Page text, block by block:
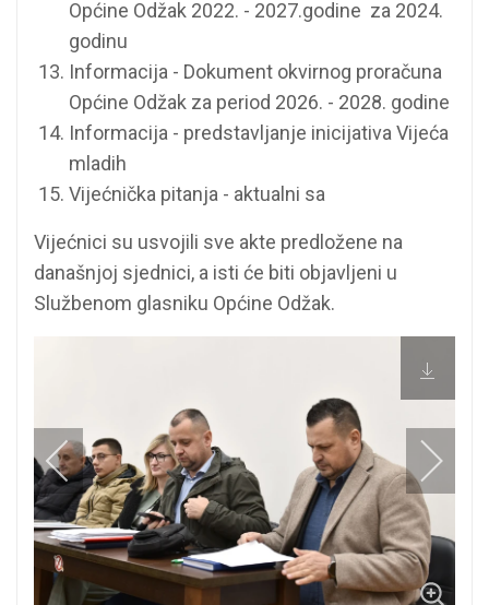
Općine Odžak 2022. - 2027.godine za 2024.
godinu
Informacija - Dokument okvirnog proračuna
Općine Odžak za period 2026. - 2028. godine
Informacija - predstavljanje inicijativa Vijeća
mladih
Vijećnička pitanja - aktualni sa
Vijećnici su usvojili sve akte predložene na
današnjoj sjednici, a isti će biti objavljeni u
Službenom glasniku Općine Odžak.